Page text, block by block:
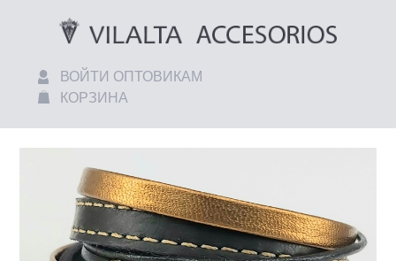
ВОЙТИ ОПТОВИКАМ
КОРЗИНА